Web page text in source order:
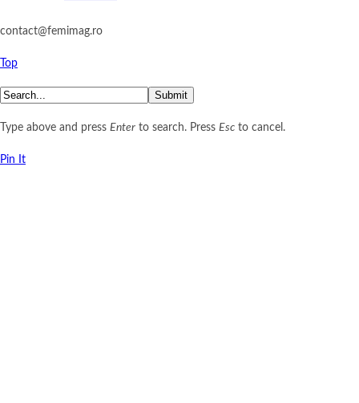
contact@femimag.ro
Top
Submit
Type above and press Enter to search. Press Esc to cancel.
Pin It